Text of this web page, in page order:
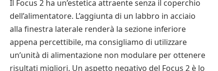
Il Focus 2 ha un’estetica attraente senza il coperchio
dell’alimentatore. L’aggiunta di un labbro in acciaio
alla finestra laterale renderà la sezione inferiore
appena percettibile, ma consigliamo di utilizzare
un’unità di alimentazione non modulare per ottenere
risultati migliori. Un aspetto negativo del Focus 2 è lo